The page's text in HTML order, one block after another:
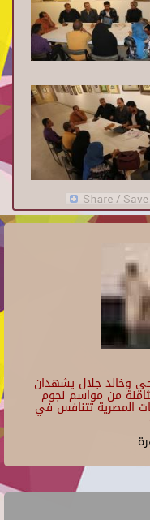
وخالد جلال يشهدان
من مواسم نجوم
من الجامعات المصرية تتنافس في